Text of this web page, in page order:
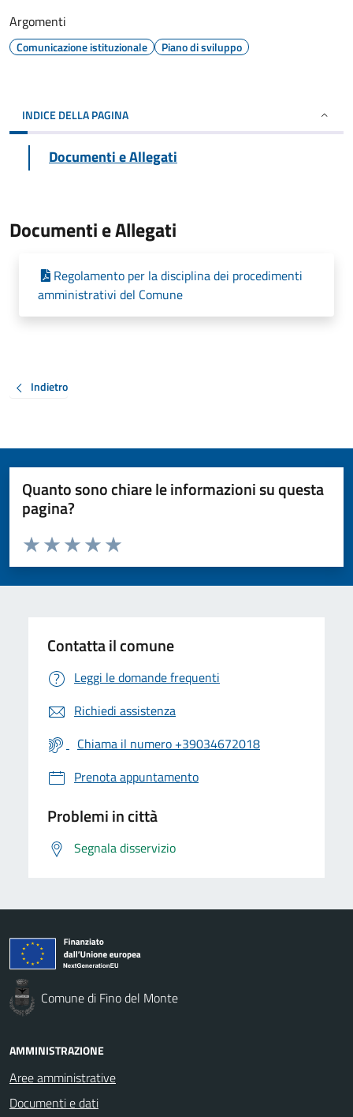
Argomenti
Comunicazione istituzionale Piano di sviluppo
INDICE DELLA PAGINA
Documenti e Allegati
Documenti e Allegati
Regolamento per la disciplina dei procedimenti
amministrativi del Comune
Indietro
Quanto sono chiare le informazioni su questa
pagina?
Valuta da 1 a 5 stelle la pagina
Valuta 5 stelle su 5
Valuta 4 stelle su 5
Valuta 3 stelle su 5
Valuta 2 stelle su 5
Valuta 1 stelle su 5
Contatta il comune
Leggi le domande frequenti
Richiedi assistenza
Chiama il numero +39034672018
Prenota appuntamento
Problemi in città
Segnala disservizio
Comune di Fino del Monte
AMMINISTRAZIONE
Aree amministrative
Documenti e dati